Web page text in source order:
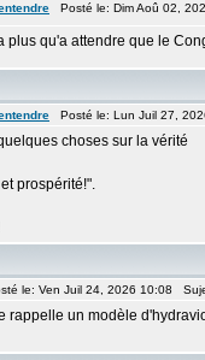
Posté le: Dim Aoû 02,
plus qu'a attendre que le
Posté le: Lun Juil 27,
choses sur la vérité
prospérité!".
le: Ven Juil 24, 2026 10:08
rappelle un modèle